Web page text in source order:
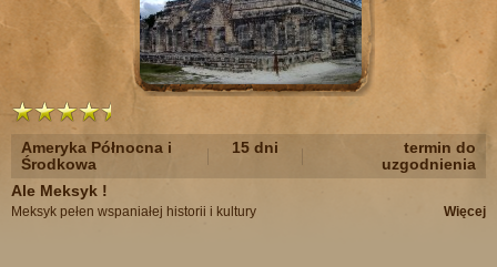
Ameryka Północna i
Środkowa
15 dni
termin do
uzgodnienia
Ale Meksyk !
Meksyk pełen wspaniałej historii i kultury Więcej